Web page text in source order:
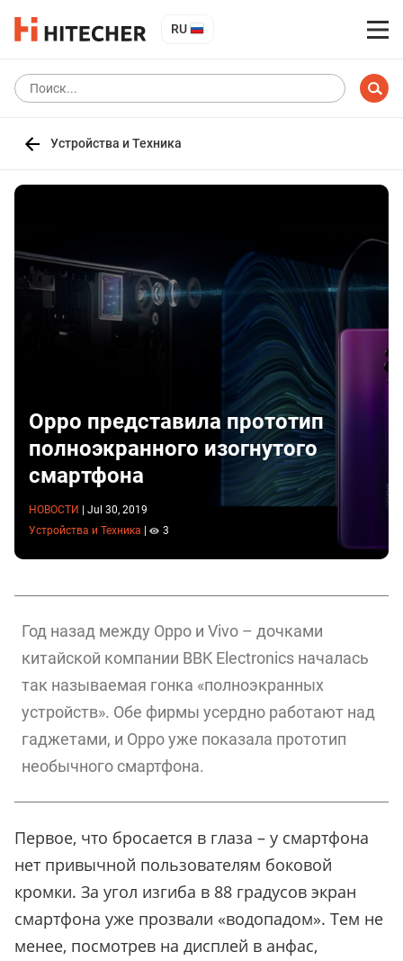
RU
Устройства и Техника
Орро представила прототип
полноэкранного изогнутого
смартфона
НОВОСТИ
Jul 30, 2019
Устройства и Техника
3
Год назад между Oppo и Vivo – дочками
китайской компании BBK Electronics началась
так называемая гонка «полноэкранных
устройств». Обе фирмы усердно работают над
гаджетами, и Oppo уже показала прототип
необычного смартфона.
Первое, что бросается в глаза – у смартфона
нет привычной пользователям боковой
кромки. За угол изгиба в 88 градусов экран
смартфона уже прозвали «водопадом». Тем не
менее, посмотрев на дисплей в анфас,